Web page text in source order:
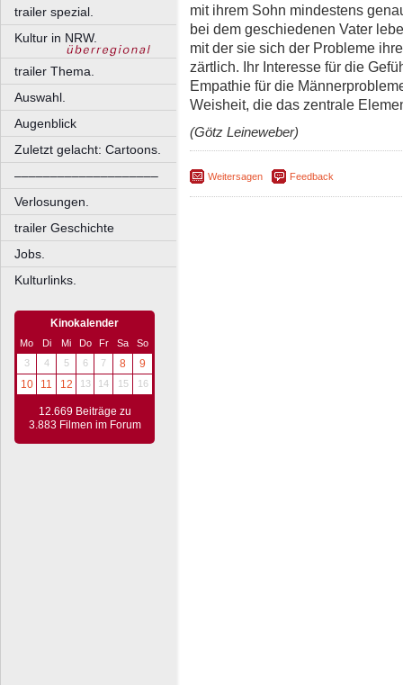
trailer spezial.
Kultur in NRW.
trailer Thema.
Auswahl.
Augenblick
Zuletzt gelacht: Cartoons.
––––––––––––––––––––
Verlosungen.
trailer Geschichte
Jobs.
Kulturlinks.
Kinokalender
Mo Di Mi Do Fr Sa
So
3
4 5 6 7 8
9
10
11 12 13 14 15 16
12.669 Beiträge zu
3.883 Filmen im Forum
mit ihrem Sohn mindestens
bei dem geschiedenen Vater
mit der sie sich der Probleme
zärtlich. Ihr Interesse für die
Empathie für die
Weisheit, die das zentrale
(Götz Leineweber)
Weitersagen Feedback